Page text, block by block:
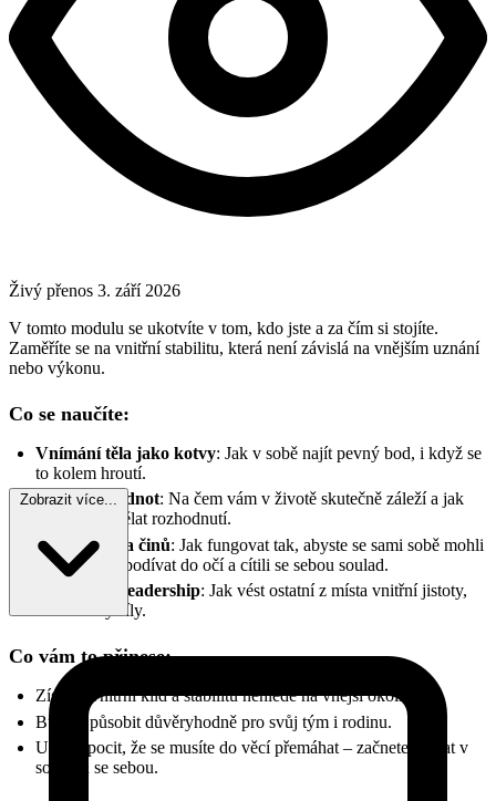
Živý přenos 3. září 2026
V tomto modulu se ukotvíte v tom, kdo jste a za čím si stojíte.
Zaměříte se na vnitřní stabilitu, která není závislá na vnějším uznání
nebo výkonu.
Co se naučíte:
Vnímání těla jako kotvy: Jak v sobě najít pevný bod, i když se
to kolem hroutí.
Ujasnění hodnot: Na čem vám v životě skutečně záleží a jak
podle toho dělat rozhodnutí.
Soulad slov a činů: Jak fungovat tak, abyste se sami sobě mohli
každý večer podívat do očí a cítili se sebou soulad.
Autentický leadership: Jak vést ostatní z místa vnitřní jistoty,
ne z masky síly.
Co vám to přinese:
Získáte vnitřní klid a stabilitu nehledě na vnější okolí.
Budete působit důvěryhodně pro svůj tým i rodinu.
Ubyde pocit, že se musíte do věcí přemáhat – začnete jednat v
souladu se sebou.
Zobrazit více...